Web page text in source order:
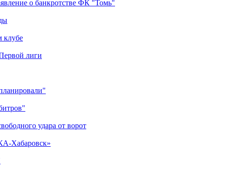
о банкротстве ФК "Томь"
клубе
лиги
удара от ворот
Хабаровск»